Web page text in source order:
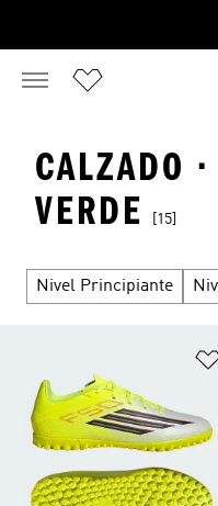
CALZADO
VERDE
[15]
Nivel Principiante